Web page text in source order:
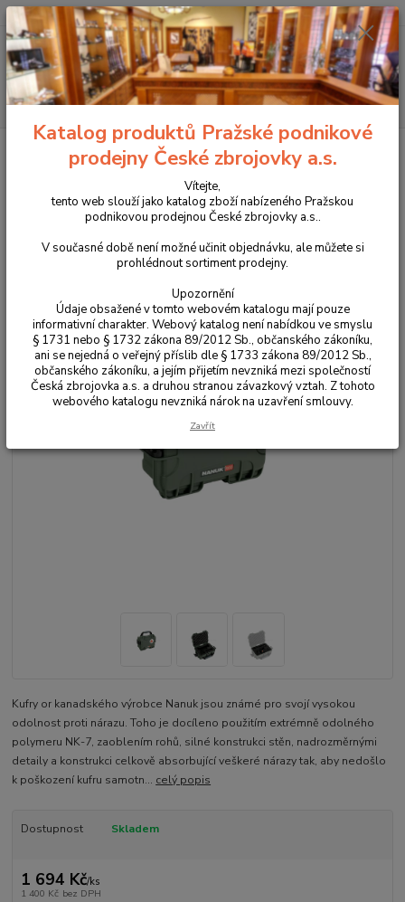
Menu
Hledat
+420 225 375 800
Pouzdra, kufry na zbraně a batohy Kufry na zbraně
zbraň NANUK 903 zelený
Kufr na zbraň NANUK 903 zelený
Kufry or kanadského výrobce Nanuk jsou známé pro svojí vysokou
odolnost proti nárazu. Toho je docíleno použitím extrémně odolného
polymeru NK-7, zaoblením rohů, silné konstrukci stěn, nadrozměrnými
detaily a konstrukci celkově absorbující veškeré nárazy tak, aby nedošlo
k poškození kufru samotn... celý popis
Dostupnost Skladem
1 694 Kč/ks
1 400 Kč bez DPH
Katalog produktů Pražské podnikové
prodejny České zbrojovky a.s.
Vítejte,
tento web slouží jako katalog zboží nabízeného Pražskou
podnikovou prodejnou České zbrojovky a.s..
V současné době není možné učinit objednávku, ale můžete si
prohlédnout sortiment prodejny.
Upozornění
Údaje obsažené v tomto webovém katalogu mají pouze
informativní charakter. Webový katalog není nabídkou ve smyslu
§ 1731 nebo § 1732 zákona 89/2012 Sb., občanského zákoníku,
ani se nejedná o veřejný příslib dle § 1733 zákona 89/2012 Sb.,
občanského zákoníku, a jejím přijetím nevzniká mezi společností
Česká zbrojovka a.s. a druhou stranou závazkový vztah. Z tohoto
webového katalogu nevzniká nárok na uzavření smlouvy.
Zavřít